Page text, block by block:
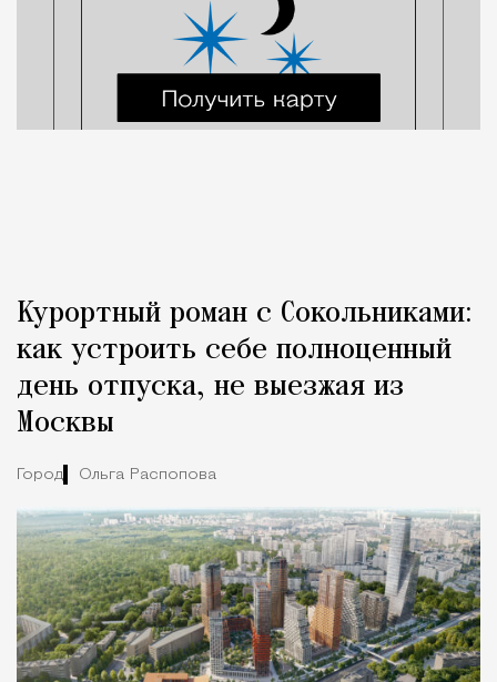
Курортный роман с Сокольниками:
как устроить себе полноценный
день отпуска, не выезжая из
Москвы
Город Ольга Распопова